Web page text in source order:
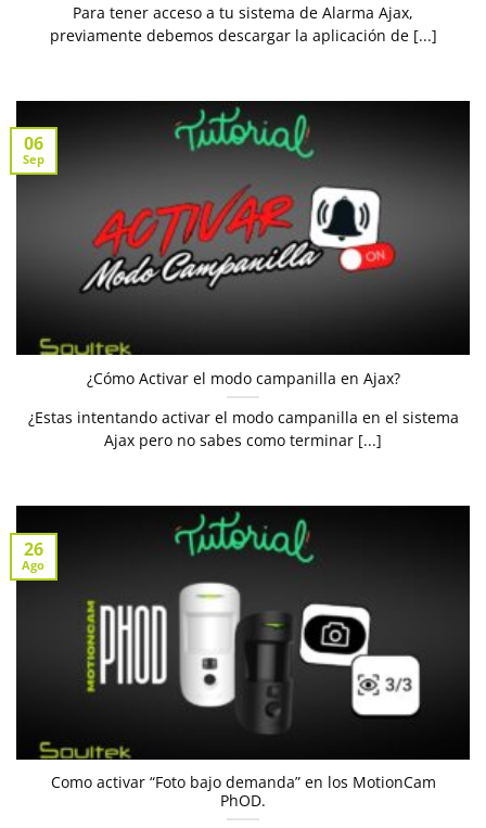
Para tener acceso a tu sistema de Alarma Ajax,
previamente debemos descargar la aplicación de [...]
¿Cómo Activar el modo campanilla en Ajax?
¿Estas intentando activar el modo campanilla en el sistema
Ajax pero no sabes como terminar [...]
06
Sep
Como activar “Foto bajo demanda” en los MotionCam
PhOD.
26
Ago